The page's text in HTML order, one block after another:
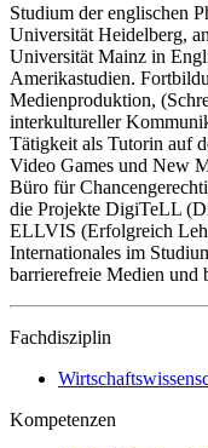
Studium der englischen
Universität Heidelberg,
Universität Mainz in
Amerikastudien.
Medienproduktion,
interkultureller
Tätigkeit als Tutorin auf
Video Games und New
Büro für
die Projekte DigiTeLL
ELLVIS (Erfolgreich
Internationales im
barrierefreie Medien und
Fachdisziplin
Kompetenzen